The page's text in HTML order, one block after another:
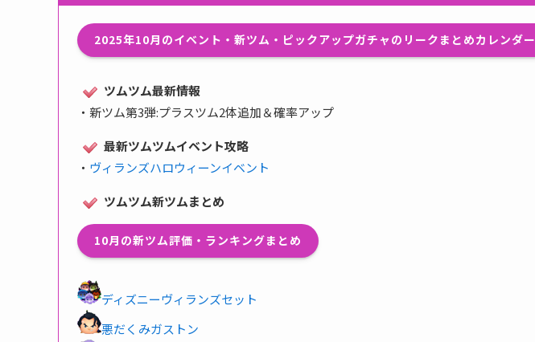
2025年10月のイベント・新ツム・ピックアップガチャのリークまとめカレンダー
ツムツム最新情報
・ 新ツム第3弾:プラスツム2体追加＆確率アップ
最新ツムツムイベント攻略
・ ヴィランズハロウィーンイベント
ツムツム新ツムまとめ
10月の新ツム評価・ランキングまとめ
ディズニーヴィランズセット
悪だくみガストン